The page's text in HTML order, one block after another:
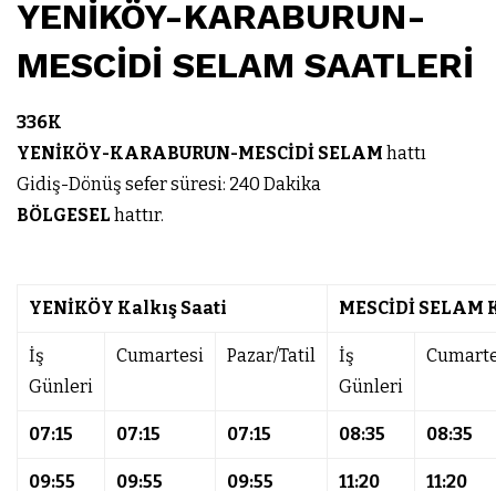
YENİKÖY-KARABURUN-
MESCİDİ SELAM SAATLERİ
336K
YENİKÖY-KARABURUN-MESCİDİ SELAM hattı
Gidiş-Dönüş sefer süresi: 240 Dakika
BÖLGESEL hattır.
YENİKÖY Kalkış Saati MESCİDİ SELAM
İş
Günleri
Cumartesi Pazar/Tatil
İş
Günleri
07:15 07:15 07:15 08:35 08:35
09:55 09:55 09:55 11:20 11:20